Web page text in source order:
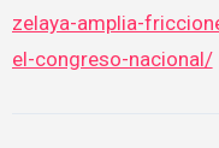
zelaya-amplia-
el-congreso-nacional/